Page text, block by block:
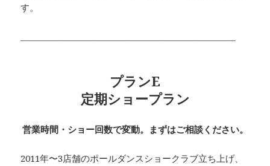
す。
プランE
定期ショープラン
営業時間・ショー回数で変動。まずはご相談ください。
2011年〜3店舗のポールダンスショークラブ立ち上げ、